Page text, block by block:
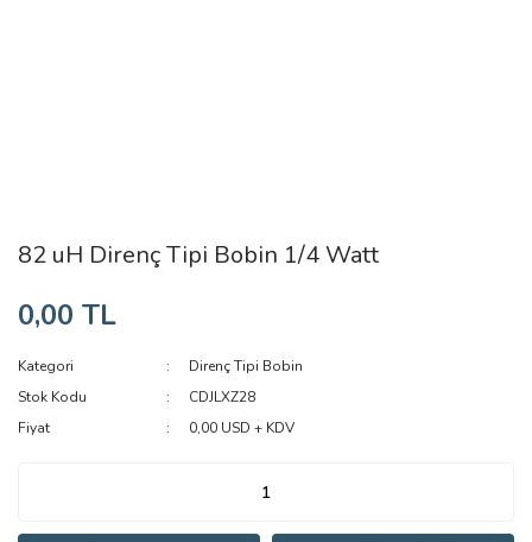
82 uH Direnç Tipi Bobin 1/4 Watt
0,00 TL
Kategori
Direnç Tipi Bobin
Stok Kodu
CDJLXZ28
Fiyat
0,00 USD + KDV